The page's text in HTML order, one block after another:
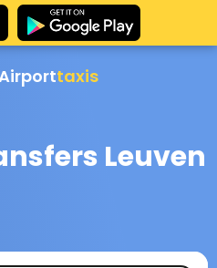
taxis
Leuven